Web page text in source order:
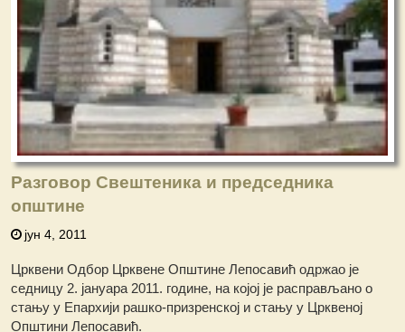
Разговор Свештеника и председника
општине
јун 4, 2011
Црквени Одбор Црквене Општине Лепосавић одржао је
седницу 2. јануара 2011. године, на којој је расправљано о
стању у Епархији рашко-призренској и стању у Црквеној
Општини Лепосавић.